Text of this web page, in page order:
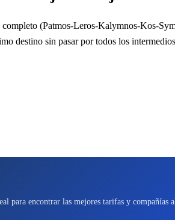
completo (Patmos-Leros-Kalymnos-Kos-
destino sin pasar por todos los
para encontrar las mejores tarifas y compañías